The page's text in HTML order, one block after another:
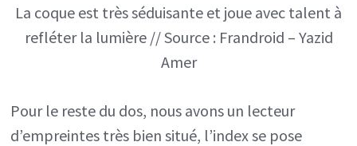
La coque est très séduisante et joue avec talent à
refléter la lumière // Source : Frandroid – Yazid
Amer
Pour le reste du dos, nous avons un lecteur
d’empreintes très bien situé, l’index se pose